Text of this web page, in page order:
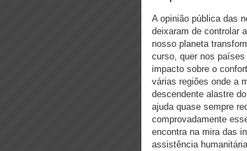
A opinião pública das
deixaram de controlar
nosso planeta
curso, quer nos
impacto sobre o
várias regiões onde a
descendente alastre
ajuda quase sempre
comprovadamente
encontra na mira das
assistência